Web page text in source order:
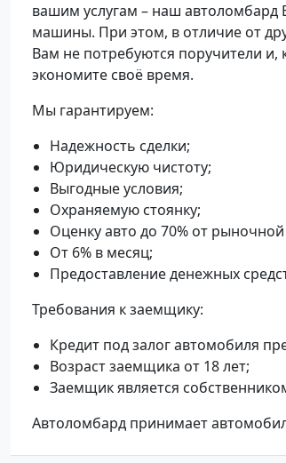
вашим услугам – наш автоломбард
машины. При этом, в отличие от
Вам не потребуются поручители
экономите своё время.
Мы гарантируем:
Надежность сделки;
Юридическую чистоту;
Выгодные условия;
Охраняемую стоянку;
Оценку авто до 70% от
От 6% в месяц;
Предоставление денежных
Требования к заемщику:
Кредит под залог автомобиля
Возраст заемщика от 18 лет;
Заемщик является
Автоломбард принимает